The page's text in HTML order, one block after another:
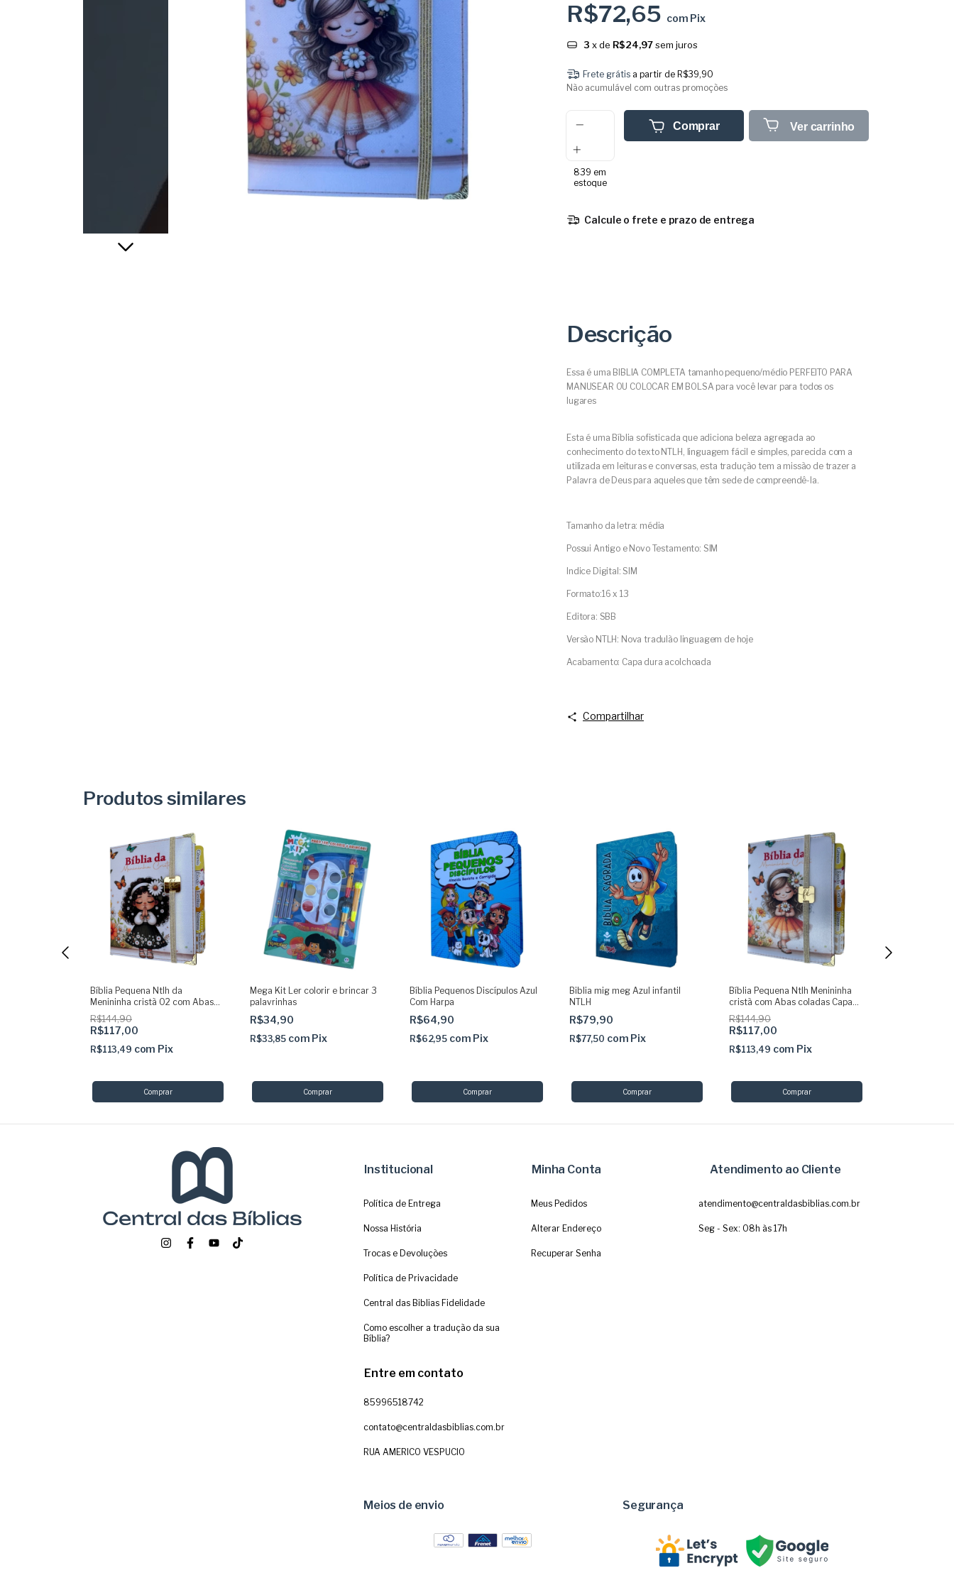
R$72,65 com Pix
3 x de R$24,97sem juros
Frete grátis a partir de R$39,90
Não acumulável com outras promoções
839 em
estoque
Comprar Ver carrinho
Calcule o frete e prazo de entrega
Descrição
Essa é uma BIBLIA COMPLETA tamanho pequeno/médio PERFEITO PARA
MANUSEAR OU COLOCAR EM BOLSA para você levar para todos os
lugares
Esta é uma Bíblia sofisticada que adiciona beleza agregada ao
conhecimento do texto NTLH, linguagem fácil e simples, parecida com a
utilizada em leituras e conversas, esta tradução tem a missão de trazer a
Palavra de Deus para aqueles que têm sede de compreendê-la.
Tamanho da letra: média
Possui Antigo e Novo Testamento: SIM
Indice Digital: SIM
Formato:16 x 13
Editora: SBB
Versão NTLH: Nova tradulão linguagem de hoje
Acabamento: Capa dura acolchoada
Compartilhar
Produtos similares
Bíblia Pequena Ntlh da
Menininha cristã 02 com Abas
coladas Capa dura acolchoada +
elástico dourado
R$144,90
R$117,00
R$113,49 com Pix
Mega Kit Ler colorir e brincar 3
palavrinhas
R$34,90
R$33,85 com Pix
Bíblia Pequenos Discípulos Azul
Com Harpa
R$64,90
R$62,95 com Pix
Biblia mig meg Azul infantil
NTLH
R$79,90
R$77,50 com Pix
Bíblia Pequena Ntlh Menininha
cristã com Abas coladas Capa
dura acolchoada + elástico
dourado
R$144,90
R$117,00
R$113,49 com Pix
Institucional
Política de Entrega
Nossa História
Trocas e Devoluções
Política de Privacidade
Central das Biblias Fidelidade
Como escolher a tradução da sua
Bíblia?
Minha Conta
Meus Pedidos
Alterar Endereço
Recuperar Senha
Atendimento ao Cliente
atendimento@centraldasbiblias.com.br
Seg - Sex: 08h às 17h
Entre em contato
85996518742
contato@centraldasbiblias.com.br
RUA AMERICO VESPUCIO
Meios de envio Segurança